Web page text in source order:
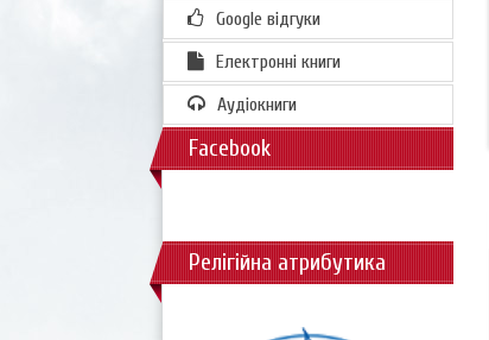
Google відгуки
Електронні книги
Аудіокниги
Facebook
Релігійна атрибутика